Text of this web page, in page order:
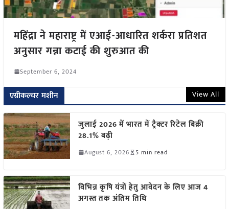
महिंद्रा ने महाराष्ट्र में एआई-आधारित शर्करा प्रतिशत
अनुसार गन्ना कटाई की शुरुआत की
September 6, 2024
एग्रीकल्चर मशीन View All
जुलाई 2026 में भारत में ट्रैक्टर रिटेल बिक्री
28.1% बढ़ी
August 6, 2026 5 min read
विभिन्न कृषि यंत्रों हेतु आवेदन के लिए आज 4
अगस्त तक अंतिम तिथि